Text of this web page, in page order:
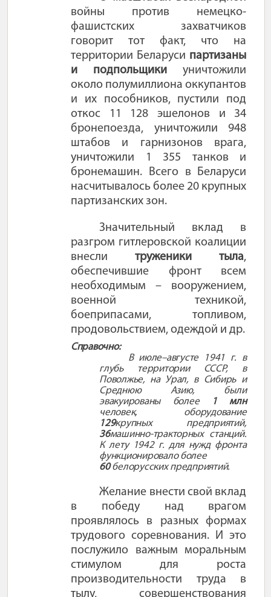
войны против немецко-
фашистских захватчиков
говорит тот факт, что на
территории Беларуси партизаны
и подпольщики уничтожили
около полумиллиона оккупантов
и их пособников, пустили под
откос 11 128 эшелонов и 34
бронепоезда, уничтожили 948
штабов и гарнизонов врага,
уничтожили 1 355 танков и
бронемашин. Всего в Беларуси
насчитывалось более 20 крупных
партизанских зон.
Значительный вклад в
разгром гитлеровской коалиции
внеслитруженики тыла,
обеспечившие фронт всем
необходимым – вооружением,
военной техникой,
боеприпасами, топливом,
продовольствием, одеждой и др.
Справочно:
В июле–августе 1941 г. в
глубь территории СССР, в
Поволжье, на Урал, в Сибирь и
Среднюю Азию, были
эвакуированы более
1 млн
человек, оборудование
129крупных предприятий,
36машинно-тракторных станций.
К лету 1942 г. для нужд фронта
функционировало более
60белорусских предприятий.
Желание внести свой вклад
в победу над врагом
проявлялось в разных формах
трудового соревнования. И это
послужило важным моральным
стимулом для роста
производительности труда в
тылу, совершенствования